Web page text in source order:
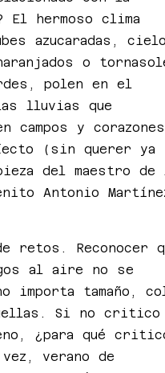
El hermoso clima
azucaradas,
o
polen en el
lluvias que
campos y
(sin querer ya
del maestro de
Antonio
retos. Reconocer
al aire no se
importa tamaño,
Si no
¿para qué
verano de